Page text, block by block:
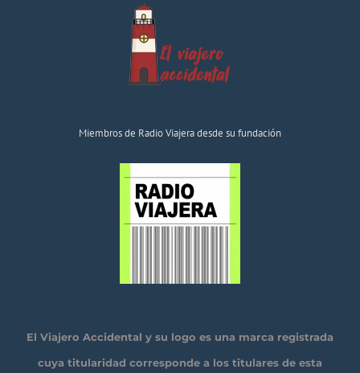
Miembros de Radio Viajera desde su fundación
El Viajero Accidental y su logo es una marca registrada
cuya titularidad corresponde a los titulares de esta